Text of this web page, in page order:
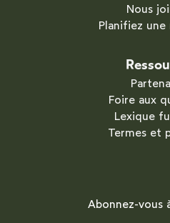
Nous
Planifiez
Foire aux
Lexique
Termes et
Abonnez-vous